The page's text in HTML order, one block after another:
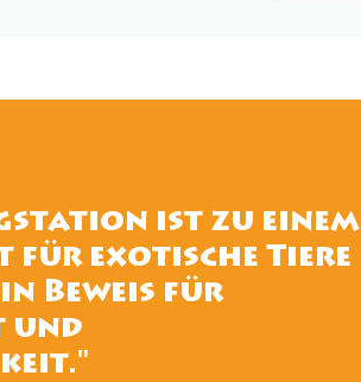
ist zu einem
für exotische Tiere
Beweis für
und